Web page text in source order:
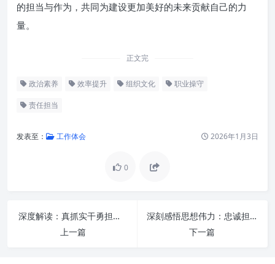
的担当与作为，共同为建设更加美好的未来贡献自己的力
量。
正文完
政治素养 效率提升 组织文化 职业操守
责任担当
发表至： 工作体会 2026年1月3日
0
深度解读：真抓实干勇担当，奋发有为促发展——新时代高质量发展的精神内核与实践路径
上一篇
深刻感悟思想伟力：忠诚担当，勇毅前行的新时代答卷
下一篇
讲政治：明方向，凝共识